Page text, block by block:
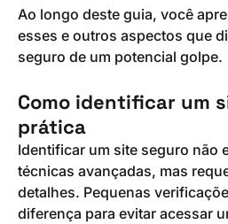
Ao longo deste guia, você
esses e outros aspectos que
seguro de um potencial golpe.
Como identificar um
prática
Identificar um site seguro não
técnicas avançadas, mas
detalhes. Pequenas
diferença para evitar acessar